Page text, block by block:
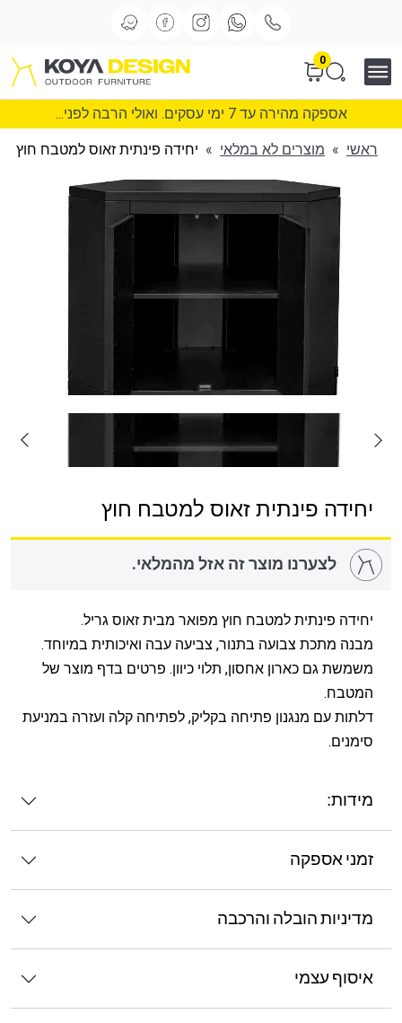
0
אספקה מהירה עד 7 ימי עסקים. ואולי הרבה לפני...
ראשי » מוצרים לא במלאי » יחידה פינתית זאוס למטבח חוץ
יחידה פינתית זאוס למטבח חוץ
לצערנו מוצר זה אזל מהמלאי.
יחידה פינתית למטבח חוץ מפואר מבית זאוס גריל.
מבנה מתכת צבועה בתנור, צביעה עבה ואיכותית במיוחד.
משמשת גם כארון אחסון, תלוי כיוון. פרטים בדף מוצר של
המטבח.
דלתות עם מנגנון פתיחה בקליק, לפתיחה קלה ועזרה במניעת
סימנים.
מידות:
זמני אספקה
מדיניות הובלה והרכבה
איסוף עצמי